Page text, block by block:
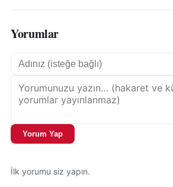
Yorumlar
Yorum Yap
İlk yorumu siz yapın.